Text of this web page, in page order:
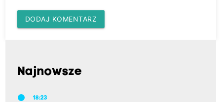
DODAJ KOMENTARZ
Najnowsze
18:23